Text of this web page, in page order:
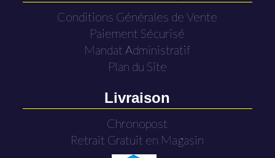
Conditions Générales de Vente
Paiement Sécurisé
Mandat Administratif
Plan du Site
Livraison
Chronopost
Retrait Gratuit en Magasin